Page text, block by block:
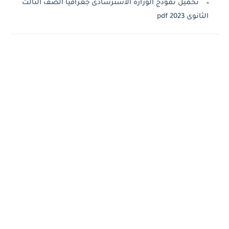
تحميل نموذج الوزارة الاسترشادى جغرافيا الصف الثالث